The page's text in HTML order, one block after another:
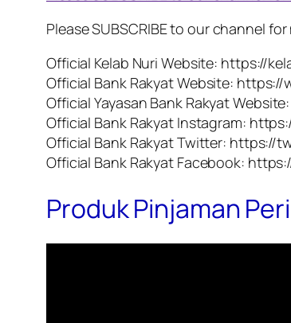
Please SUBSCRIBE to our channel
Official Kelab Nuri Website: https://
Official Bank Rakyat Website:
Official Yayasan Bank Rakyat
Official Bank Rakyat Instagram:
Official Bank Rakyat Twitter: https://
Official Bank Rakyat Facebook:
Produk Pinjaman